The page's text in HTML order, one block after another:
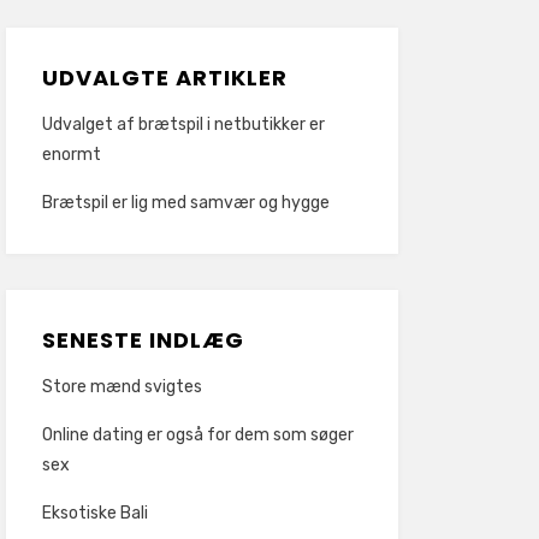
UDVALGTE ARTIKLER
Udvalget af brætspil i netbutikker er
enormt
Brætspil er lig med samvær og hygge
SENESTE INDLÆG
Store mænd svigtes
Online dating er også for dem som søger
sex
Eksotiske Bali